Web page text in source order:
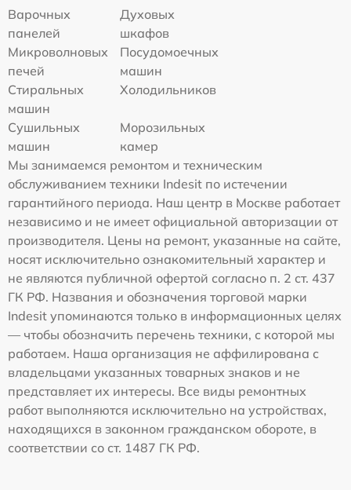
Варочных
панелей
Духовых
шкафов
Микроволновых
печей
Посудомоечных
машин
Стиральных
машин
Холодильников
Сушильных
машин
Морозильных
камер
Мы занимаемся ремонтом и техническим
обслуживанием техники Indesit по истечении
гарантийного периода. Наш центр в Москве работает
независимо и не имеет официальной авторизации от
производителя. Цены на ремонт, указанные на сайте,
носят исключительно ознакомительный характер и
не являются публичной офертой согласно п. 2 ст. 437
ГК РФ. Названия и обозначения торговой марки
Indesit упоминаются только в информационных целях
— чтобы обозначить перечень техники, с которой мы
работаем. Наша организация не аффилирована с
владельцами указанных товарных знаков и не
представляет их интересы. Все виды ремонтных
работ выполняются исключительно на устройствах,
находящихся в законном гражданском обороте, в
соответствии со ст. 1487 ГК РФ.